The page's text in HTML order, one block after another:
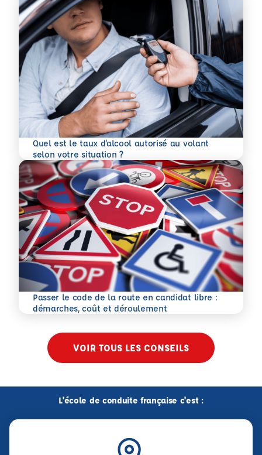
Quel est le taux d’alcool autorisé au volant
selon votre situation ?
En savoir plus
Passer le code de la route en candidat libre :
démarches, coût et déroulement
En savoir plus
VOIR TOUS LES CONSEILS
L'école de conduite française c'est :